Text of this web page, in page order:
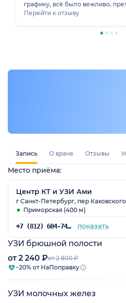
Запись О враче Отзывы
Место приёма:
Центр КТ и УЗИ Ами
г Санкт-Петербург, пер
Приморская (400 м)
+7 (812) 604-74-87 показать
УЗИ брюшной полости
от 2 240 ₽от 2 800 ₽
−20% от НаПоправку
УЗИ молочных желез
графику, всё было вежливо,
Перейти к отзыву